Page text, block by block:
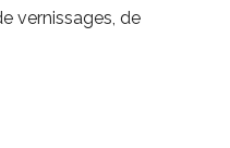
vernissages, de